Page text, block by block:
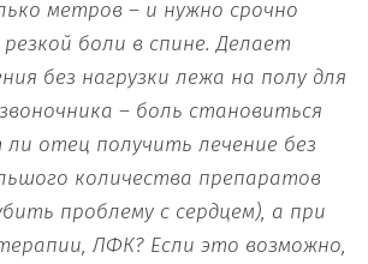
метров – и нужно срочно
боли в спине. Делает
без нагрузки лежа на полу для
– боль становиться
отец получить лечение без
количества препаратов
проблему с сердцем), а при
ЛФК? Если это возможно,